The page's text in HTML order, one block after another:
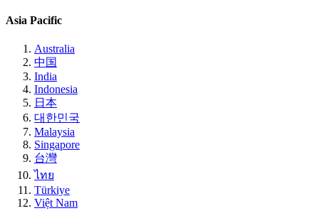
Asia Pacific
Australia
中国
India
Indonesia
日本
대한민국
Malaysia
Singapore
台灣
ไทย
Türkiye
Việt Nam